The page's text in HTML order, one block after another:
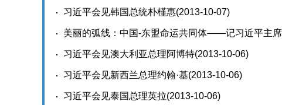
习近平会见韩国总统朴槿惠(2013-10-07)
美丽的弧线：中国-东盟命运共同体——记习近平主
习近平会见澳大利亚总理阿博特(2013-10-06)
习近平会见新西兰总理约翰·基(2013-10-06)
习近平会见泰国总理英拉(2013-10-06)